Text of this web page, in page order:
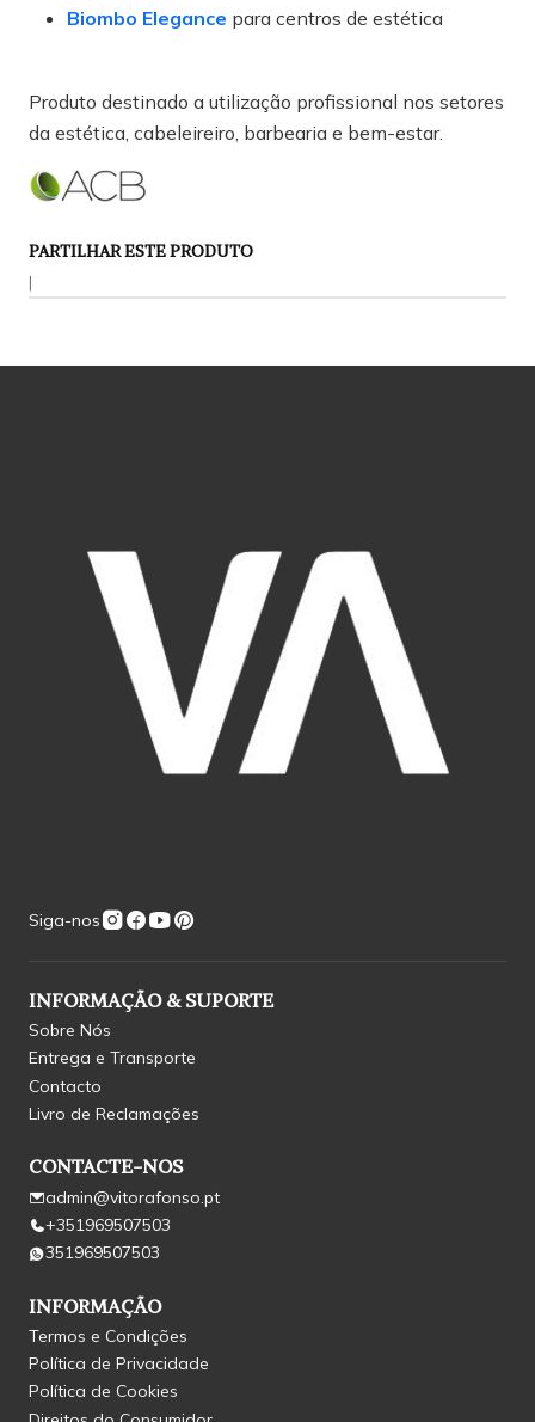
Biombo Elegance para centros de estética
Produto destinado a utilização profissional nos setores
da estética, cabeleireiro, barbearia e bem-estar.
PARTILHAR ESTE PRODUTO
|
Siga-nos
INFORMAÇÃO & SUPORTE
Sobre Nós
Entrega e Transporte
Contacto
Livro de Reclamações
CONTACTE-NOS
admin@vitorafonso.pt
+351969507503
351969507503
INFORMAÇÃO
Termos e Condições
Política de Privacidade
Política de Cookies